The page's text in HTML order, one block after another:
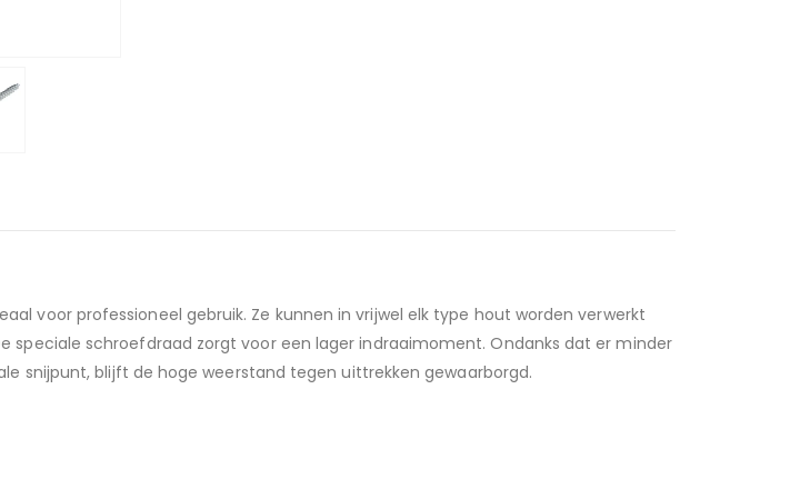
voor professioneel gebruik. Ze kunnen in vrijwel elk type hout worden verwerkt
speciale schroefdraad zorgt voor een lager indraaimoment. Ondanks dat er minder
snijpunt, blijft de hoge weerstand tegen uittrekken gewaarborgd.